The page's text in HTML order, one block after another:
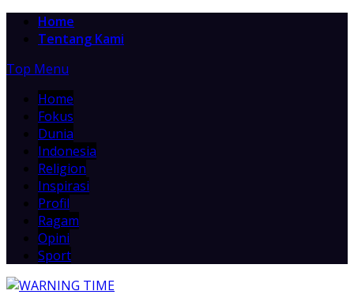
Home
Tentang Kami
Top Menu
Home
Fokus
Dunia
Indonesia
Religion
Inspirasi
Profil
Ragam
Opini
Sport